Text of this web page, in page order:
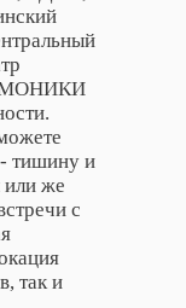
МОНИКИ
тишину и
или же
с
так и